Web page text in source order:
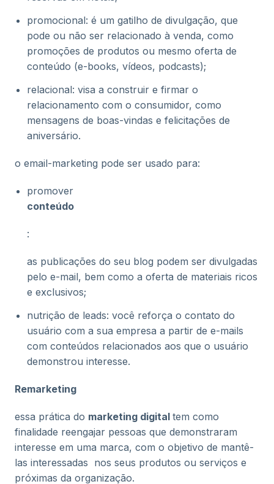
promocional: é um gatilho de divulgação, que
pode ou não ser relacionado à venda, como
promoções de produtos ou mesmo oferta de
conteúdo (e-books, vídeos, podcasts);
relacional: visa a construir e firmar o
relacionamento com o consumidor, como
mensagens de boas-vindas e felicitações de
aniversário.
o email-marketing pode ser usado para:
promover
conteúdo
:
as publicações do seu blog podem ser divulgadas
pelo e-mail, bem como a oferta de materiais ricos
e exclusivos;
nutrição de leads: você reforça o contato do
usuário com a sua empresa a partir de e-mails
com conteúdos relacionados aos que o usuário
demonstrou interesse.
Remarketing
essa prática do marketing digital tem como
finalidade reengajar pessoas que demonstraram
interesse em uma marca, com o objetivo de mantê-
las interessadas nos seus produtos ou serviços e
próximas da organização.